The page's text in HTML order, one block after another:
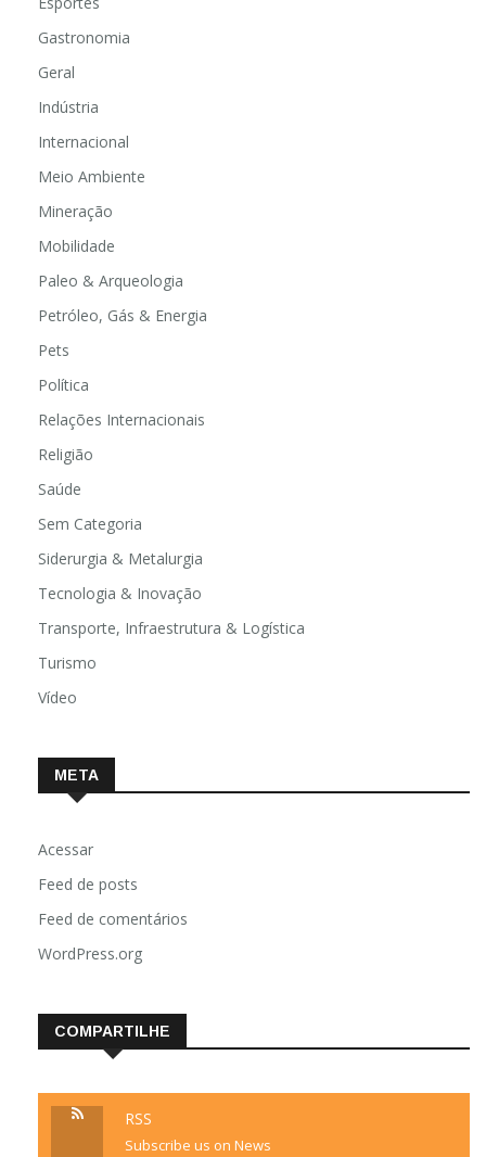
Gastronomia
Geral
Indústria
Internacional
Meio Ambiente
Mineração
Mobilidade
Paleo & Arqueologia
Petróleo, Gás & Energia
Pets
Política
Relações Internacionais
Religião
Saúde
Sem Categoria
Siderurgia & Metalurgia
Tecnologia & Inovação
Transporte, Infraestrutura & Logística
Turismo
Vídeo
META
Acessar
Feed de posts
Feed de comentários
WordPress.org
COMPARTILHE
RSS
Subscribe us on News